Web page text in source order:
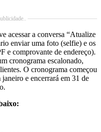
acessar a conversa “Atualize
enviar uma foto (selfie) e os
e comprovante de endereço).
cronograma escalonado,
O cronograma começou
e encerrará em 31 de